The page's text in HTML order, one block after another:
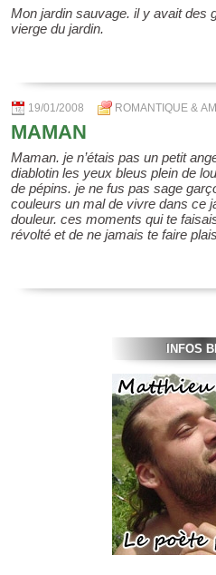
Mon jardin sauvage. il y avait des
vierge du jardin.
19/01/2008 ROMANTIQUE &
MAMAN
Maman. je n’étais pas un petit
diablotin les yeux bleus plein de
de pépins. je ne fus pas sage
couleurs un mal de vivre dans ce
douleur. ces moments qui te
révolté et de ne jamais te faire
INFOS